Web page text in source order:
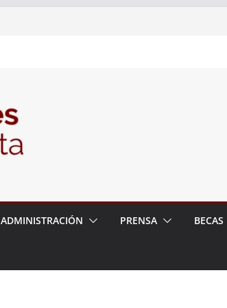
ADMINISTRACIÓN PRENSA BECAS